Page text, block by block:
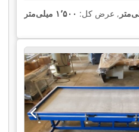
, عرض کل: ۱٬۵۰۰ میلی‌متر